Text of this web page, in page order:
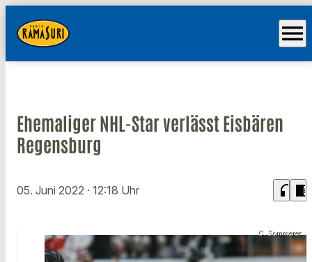
menu
Ehemaliger NHL-Star verlässt Eisbären
Regensburg
05. Juni 2022 · 12:18 Uhr headphones chrome_reader_mode
C. Sommerer